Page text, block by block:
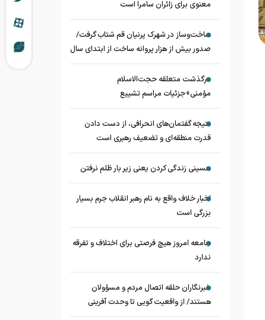
معنوی برای زائران سامرا است
ساخت‌وساز در شهرک پرنیان قم شتاب گرفت/
صدور بیش از هزار پروانه ساخت از ابتدای سال
درگذشت متعلقه حجت‌الاسلام
مؤمنی+جزئیات مراسم تشییع
نتیجه گفتمان‌های انحرافی، از دست دادن
قدرت منطقه‌ای و تضعیف رهبری است
حسینی زندگی کردن یعنی زیر بار ظلم نرفتن
اخبار خلاف واقع به نام رهبر انقلاب جرم بسیار
بزرگی است
جامعه امروز هیچ فرصتی برای اختلاف و تفرقه
ندارد
خبرنگاران حلقه اتصال مردم و مسؤولان
هستند/ از واقعیت گویی تا وحدت آفرینی